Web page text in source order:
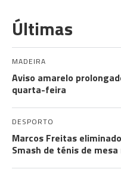
Últimas
MADEIRA
Aviso amarelo
quarta-feira
DESPORTO
Marcos Freitas
Smash de ténis de mesa